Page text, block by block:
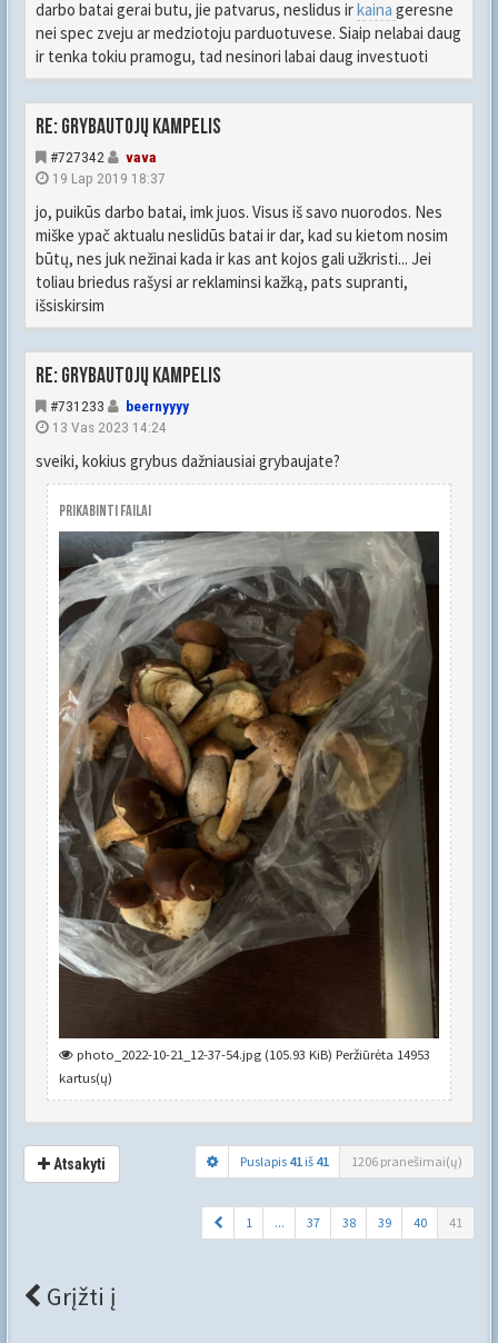
darbo batai gerai butu, jie patvarus, neslidus irkaina geresne
nei spec zveju ar medziotoju parduotuvese. Siaip nelabai daug
ir tenka tokiu pramogu, tad nesinori labai daug investuoti
Re: Grybautojų kampelis
#727342
vava
19 Lap 2019 18:37
jo, puikūs darbo batai, imk juos. Visus iš savo nuorodos. Nes
miške ypač aktualu neslidūs batai ir dar, kad su kietom nosim
būtų, nes juk nežinai kada ir kas ant kojos gali užkristi... Jei
toliau briedus rašysi ar reklaminsi kažką, pats supranti,
išsiskirsim
Re: Grybautojų kampelis
#731233
beernyyyy
13 Vas 2023 14:24
sveiki, kokius grybus dažniausiai grybaujate?
Prikabinti failai
photo_2022-10-21_12-37-54.jpg (105.93 KiB) Peržiūrėta 14953
kartus(ų)
Atsakyti Puslapis 41 iš 41 1206 pranešimai(ų)
1 ... 37 38 39 40 41
Grįžti į